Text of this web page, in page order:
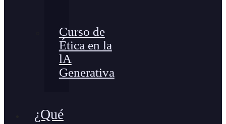
Curso de
Ética en la
lA
Generativa
¿Qué